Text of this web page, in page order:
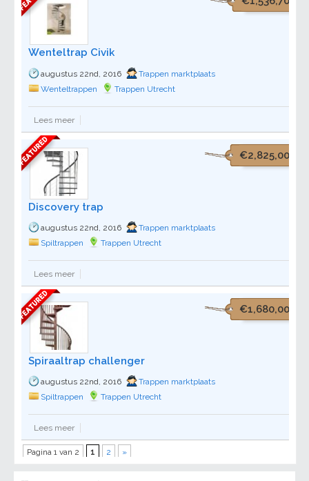
Wenteltrap Civik
augustus 22nd, 2016
Trappen marktplaats
Wenteltrappen
Trappen Utrecht
Lees meer
€2,825,00
Discovery trap
augustus 22nd, 2016
Trappen marktplaats
Spiltrappen
Trappen Utrecht
Lees meer
€1,680,00
Spiraaltrap challenger
augustus 22nd, 2016
Trappen marktplaats
Spiltrappen
Trappen Utrecht
Lees meer
Pagina 1 van 2 1 2 »